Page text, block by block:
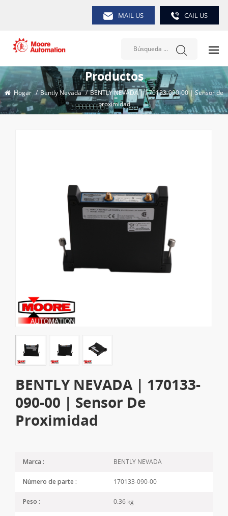
MAIL US CAIL US
Productos
Hogar / Bently Nevada / BENTLY NEVADA | 170133-090-00 | Sensor de
proximidad
BENTLY NEVADA | 170133-
090-00 | Sensor De
Proximidad
Marca : BENTLY NEVADA
Número de parte : 170133-090-00
Peso : 0.36 kg